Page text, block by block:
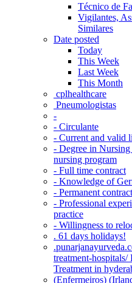
Técnico de
Vigilantes,
Similares
Date posted
Today
This Week
Last Week
This Month
‎ cplhealthcare‬
Pneumologistas
-
- Circulante
- Current and valid
- Degree in Nursing
nursing program
- Full time contract
- Knowledge of
- Permanent contract
- Professional
practice
- Willingness to
. 61 days holidays!
treatment-
Treatment in
(Enfermeiros)